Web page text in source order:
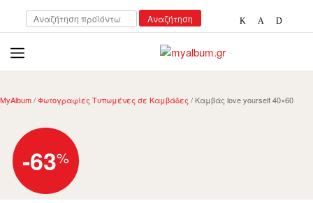
Αναζήτηση
για:
Αναζήτηση
open
MyAlbum/Φωτογραφίες Τυπωμένες σε Καμβάδες / Καμβάς love yourself 40×60
-63%